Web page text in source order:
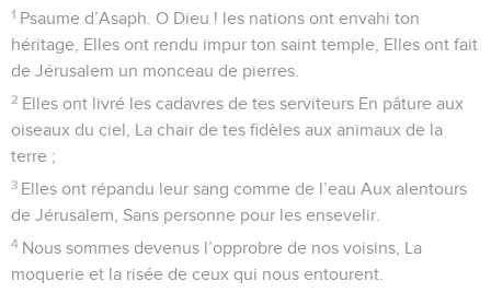
1 Psaume d’Asaph. O Dieu ! les nations ont envahi ton
héritage, Elles ont rendu impur ton saint temple, Elles ont fait
de Jérusalem un monceau de pierres.
2 Elles ont livré les cadavres de tes serviteurs En pâture aux
oiseaux du ciel, La chair de tes fidèles aux animaux de la
terre ;
3 Elles ont répandu leur sang comme de l’eau Aux alentours
de Jérusalem, Sans personne pour les ensevelir.
4 Nous sommes devenus l’opprobre de nos voisins, La
moquerie et la risée de ceux qui nous entourent.